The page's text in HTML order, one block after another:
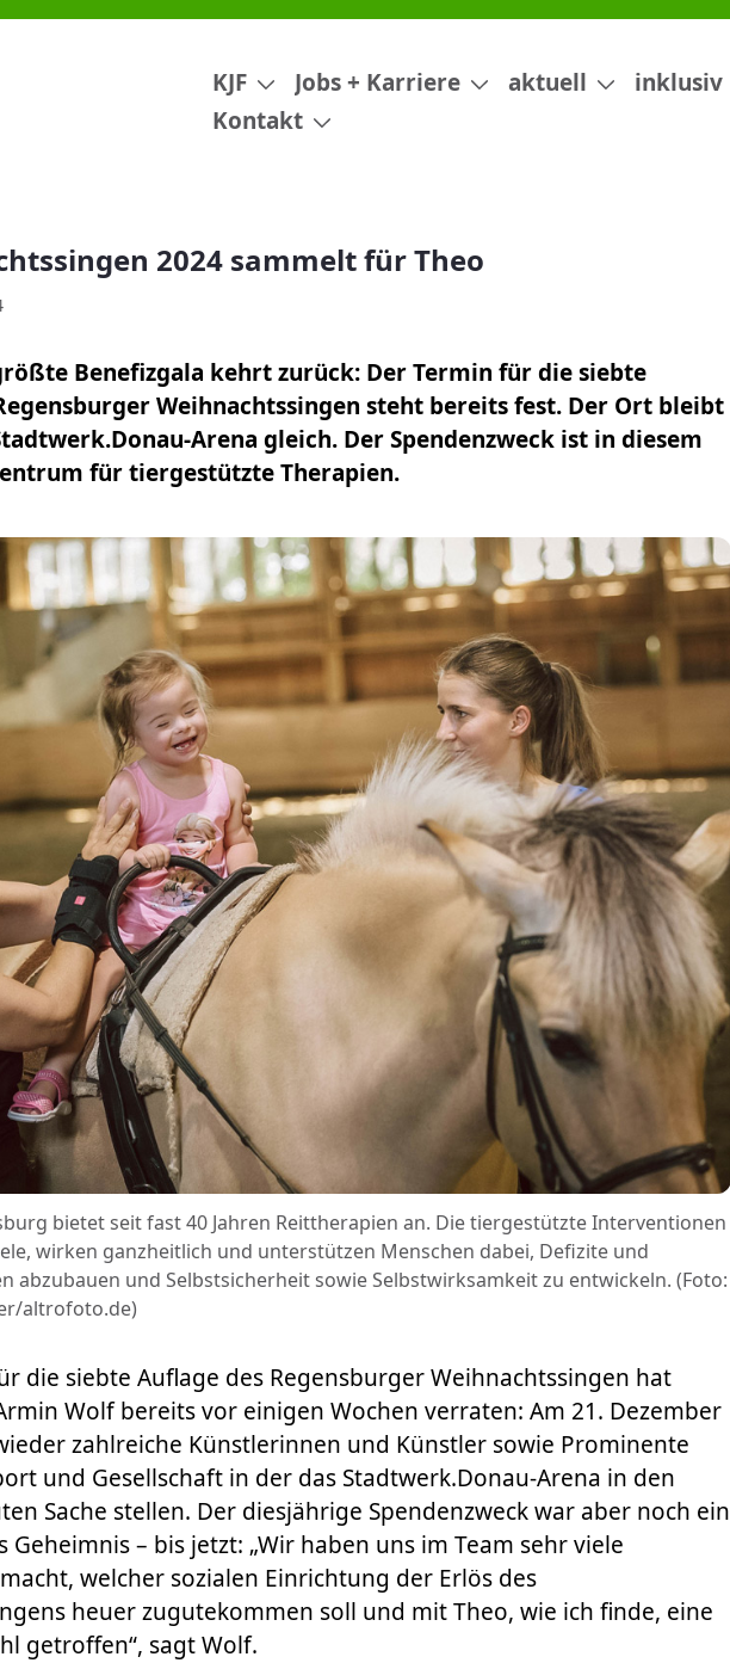
für Theo
KJF Jobs + Karriere aktuell inklusiv
Kontakt
2024 sammelt für Theo
Benefizgala kehrt zurück: Der Termin für die siebte
Weihnachtssingen steht bereits fest. Der Ort bleibt
Arena gleich. Der Spendenzweck ist in diesem
für tiergestützte Therapien.
bietet seit fast 40 Jahren Reittherapien an. Die tiergestützte Interventionen
wirken ganzheitlich und unterstützen Menschen dabei, Defizite und
abzubauen und Selbstsicherheit sowie Selbstwirksamkeit zu entwickeln. (Foto:
altrofoto.de)
die siebte Auflage des Regensburger Weihnachtssingen hat
Wolf bereits vor einigen Wochen verraten: Am 21. Dezember
zahlreiche Künstlerinnen und Künstler sowie Prominente
und Gesellschaft in der das Stadtwerk.Donau-Arena in den
Sache stellen. Der diesjährige Spendenzweck war aber noch ein
Geheimnis – bis jetzt: „Wir haben uns im Team sehr viele
welcher sozialen Einrichtung der Erlös des
heuer zugutekommen soll und mit Theo, wie ich finde, eine
getroffen“, sagt Wolf.